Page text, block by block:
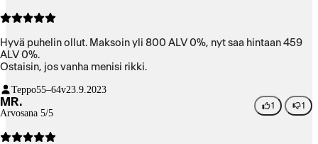
Hyvä puhelin ollut. Maksoin yli 800 ALV 0%, nyt saa hintaan 459
ALV 0%.
Ostaisin, jos vanha menisi rikki.
Teppo55–64v23.9.2023
MR.
Arvosana 5/5
1 1